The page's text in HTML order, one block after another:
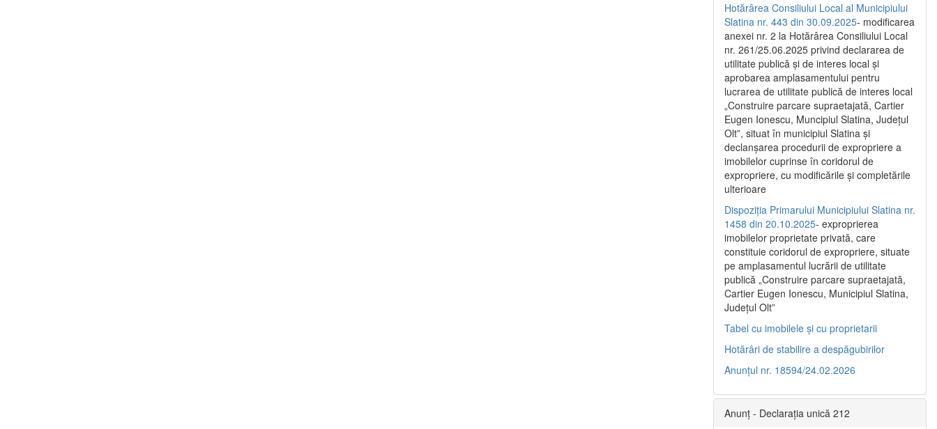
Hotărârea Consiliului Local al Municipiului
Slatina nr. 443 din 30.09.2025- modificarea
anexei nr. 2 la Hotărârea Consiliului Local
nr. 261/25.06.2025 privind declararea de
utilitate publică şi de interes local şi
aprobarea amplasamentului pentru
lucrarea de utilitate publică de interes local
„Construire parcare supraetajată, Cartier
Eugen Ionescu, Muncipiul Slatina, Judeţul
Olt”, situat în municipiul Slatina şi
declanşarea procedurii de expropriere a
imobilelor cuprinse în coridorul de
expropriere, cu modificările şi completările
ulterioare
Dispoziția Primarului Municipiului Slatina nr.
1458 din 20.10.2025- exproprierea
imobilelor proprietate privată, care
constituie coridorul de expropriere, situate
pe amplasamentul lucrării de utilitate
publică „Construire parcare supraetajată,
Cartier Eugen Ionescu, Municipiul Slatina,
Județul Olt”
Tabel cu imobilele și cu proprietarii
Hotărâri de stabilire a despăgubirilor
Anunțul nr. 18594/24.02.2026
Anunț - Declarația unică 212